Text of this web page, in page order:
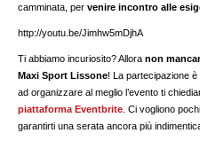
camminata, pervenire incontro alle
http://youtu.be/Jimhw5mDjhA
Ti abbiamo incuriosito? Alloranon
Maxi Sport Lissone! La partecipazione è
ad organizzare al meglio l’evento ti
piattaforma Eventbrite . Ci vogliono
garantirti una serata ancora più